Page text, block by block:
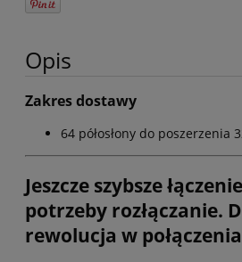
Opis
Zakres dostawy
64 półosłony do poszerzenia
Jeszcze szybsze
potrzeby rozłączanie.
rewolucja w